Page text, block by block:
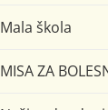
Mala škola
MISA ZA